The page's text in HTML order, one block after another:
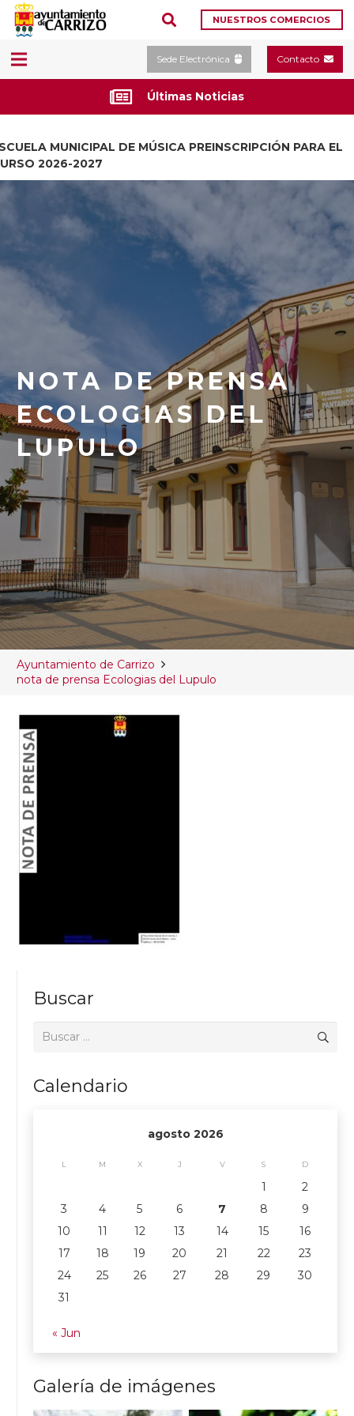
NUESTROS COMERCIOS
Sede Electrónica Contacto
Últimas Noticias
MUNICIPAL DE MÚSICA PREINSCRIPCIÓN PARA EL
2026-2027
NOTA DE PRENSA
ECOLOGIAS DEL
LUPULO
Ayuntamiento de Carrizo
nota de prensa Ecologias del Lupulo
Buscar
Buscar:
Calendario
agosto 2026
L M X J V S D
1
2
3
4 5 6 7 8
9
10
11 12 13 14 15
16
17
18 19 20 21 22
23
24
25 26 27 28 29
30
31
« Jun
Galería de imágenes